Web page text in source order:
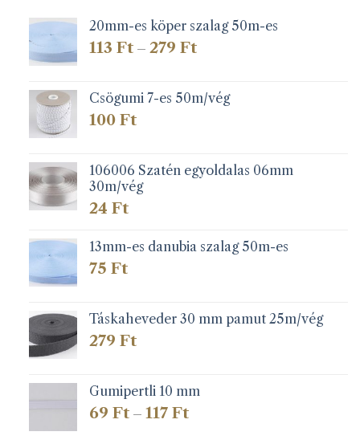
20mm-es köper szalag 50m-es
113 Ft – 279 FtÁrtartomány:
279 Ft
Csögumi 7-es 50m/vég
100 Ft
106006 Szatén egyoldalas 06mm
30m/vég
24 Ft
13mm-es danubia szalag 50m-es
75 Ft
Táskaheveder 30 mm pamut 25m/vég
279 Ft
Gumipertli 10 mm
69 Ft – 117 FtÁrtartomány: